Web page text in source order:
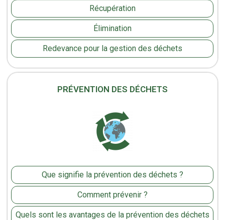
Récupération
Élimination
Redevance pour la gestion des déchets
PRÉVENTION DES DÉCHETS
Que signifie la prévention des déchets ?
Comment prévenir ?
Quels sont les avantages de la prévention des déchets